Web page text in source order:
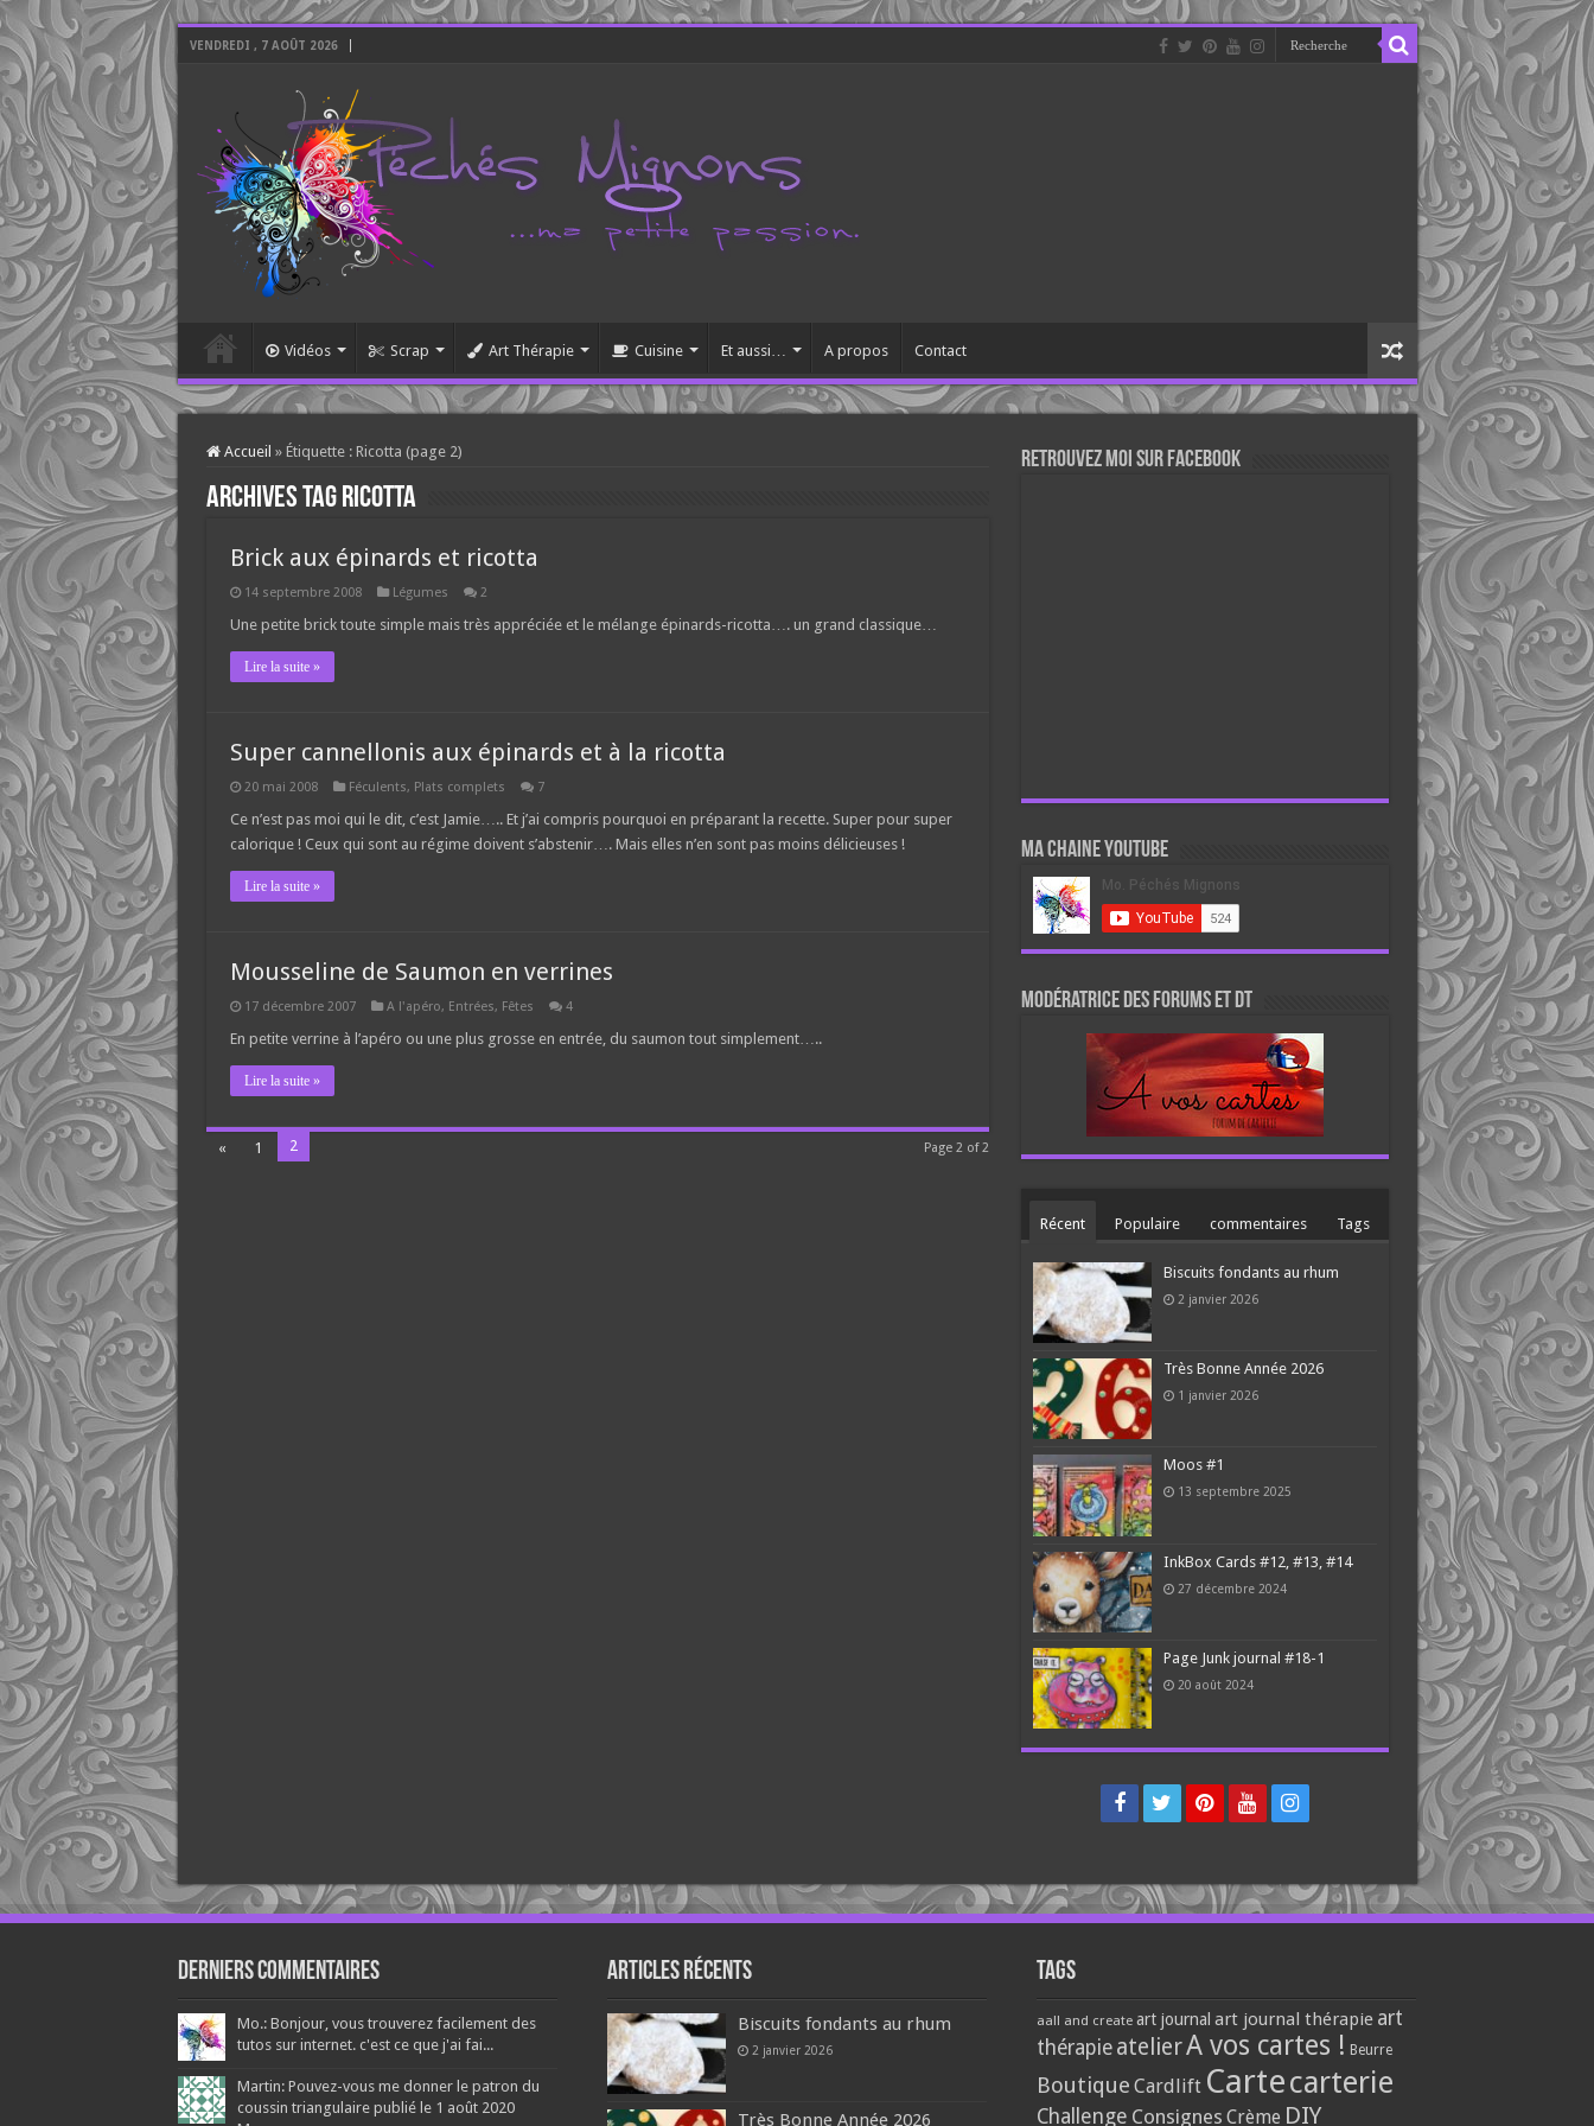
VENDREDI , 7 AOÛT 2026
Vidéos Scrap Art Thérapie Cuisine Et aussi… A propos Contact
Accueil » Étiquette : Ricotta (page 2)
Archives tagRicotta
Brick aux épinards et ricotta
14 septembre 2008 Légumes 2
Une petite brick toute simple mais très appréciée et le mélange épinards-ricotta…. un grand classique…
Lire la suite »
Super cannellonis aux épinards et à la ricotta
20 mai 2008 Féculents, Plats complets 7
Ce n’est pas moi qui le dit, c’est Jamie….. Et j’ai compris pourquoi en préparant la recette. Super pour super
calorique ! Ceux qui sont au régime doivent s’abstenir…. Mais elles n’en sont pas moins délicieuses !
Lire la suite »
Mousseline de Saumon en verrines
17 décembre 2007 A l'apéro, Entrées, Fêtes 4
En petite verrine à l’apéro ou une plus grosse en entrée, du saumon tout simplement…..
Lire la suite »
Page 2 of 2
« 1 2
Retrouvez moi sur Facebook
Ma chaine Youtube
Modératrice des forums et DT
Récent Populaire commentaires Tags
Biscuits fondants au rhum
2 janvier 2026
Très Bonne Année 2026
1 janvier 2026
Moos #1
13 septembre 2025
InkBox Cards #12, #13, #14
27 décembre 2024
Page Junk journal #18-1
20 août 2024
Derniers Commentaires
Mo.: Bonjour, vous trouverez facilement des
tutos sur internet. c'est ce que j'ai fai...
Martin: Pouvez-vous me donner le patron du
coussin triangulaire publié le 1 août 2020
Articles récents
Biscuits fondants au rhum
2 janvier 2026
Très Bonne Année 2026
Tags
aall and create art journal art journal thérapie art
thérapie atelierA vos cartes ! Beurre
Boutique Cardlift Cartecarterie
Challenge Consignes Crème DIY